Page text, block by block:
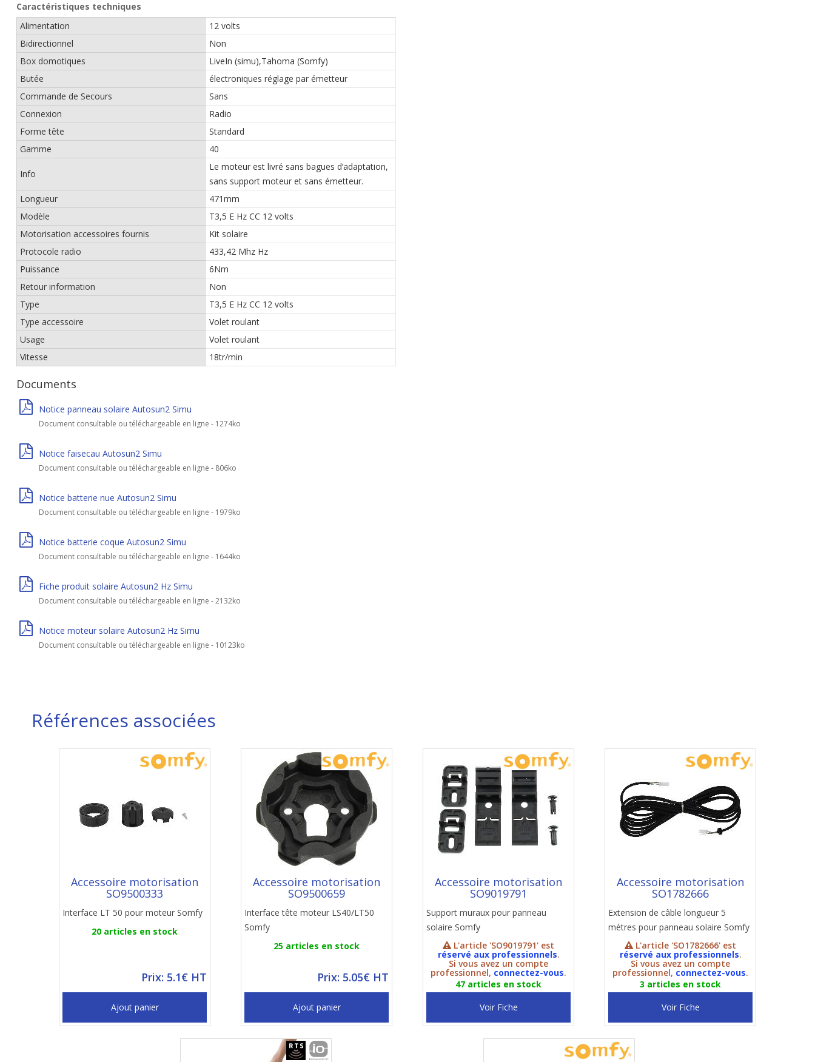
Caractéristiques techniques
Alimentation
12 volts
Bidirectionnel
Non
Box domotiques
LiveIn (simu),Tahoma (Somfy)
Butée
électroniques réglage par émetteur
Commande de Secours
Sans
Connexion
Radio
Forme tête
Standard
Gamme
40
Info
Le moteur est livré sans bagues d’adaptation,
sans support moteur et sans émetteur.
Longueur
471mm
Modèle
T3,5 E Hz CC 12 volts
Motorisation accessoires fournis
Kit solaire
Protocole radio
433,42 Mhz Hz
Puissance
6Nm
Retour information
Non
Type
T3,5 E Hz CC 12 volts
Type accessoire
Volet roulant
Usage
Volet roulant
Vitesse
18tr/min
Documents
Notice panneau solaire Autosun2 Simu
Document consultable ou téléchargeable en ligne - 1274ko
Notice faisecau Autosun2 Simu
Document consultable ou téléchargeable en ligne - 806ko
Notice batterie nue Autosun2 Simu
Document consultable ou téléchargeable en ligne - 1979ko
Notice batterie coque Autosun2 Simu
Document consultable ou téléchargeable en ligne - 1644ko
Fiche produit solaire Autosun2 Hz Simu
Document consultable ou téléchargeable en ligne - 2132ko
Notice moteur solaire Autosun2 Hz Simu
Document consultable ou téléchargeable en ligne - 10123ko
Références associées
Accessoire motorisation
SO9500333
Interface LT 50 pour moteur Somfy
20 articles en stock
Prix: 5.1€ HT
Ajout panier
Accessoire motorisation
SO9500659
Interface tête moteur LS40/LT50
Somfy
25 articles en stock
Prix: 5.05€ HT
Ajout panier
Accessoire motorisation
SO9019791
Support muraux pour panneau
solaire Somfy
L'article 'SO9019791' est
réservé aux professionnels.
Si vous avez un compte
professionnel, connectez-vous.
47 articles en stock
Voir Fiche
Accessoire motorisation
SO1782666
Extension de câble longueur 5
mètres pour panneau solaire Somfy
L'article 'SO1782666' est
réservé aux professionnels.
Si vous avez un compte
professionnel, connectez-vous.
3 articles en stock
Voir Fiche